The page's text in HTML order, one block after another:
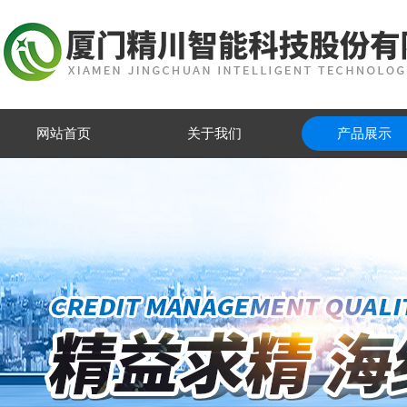
网站首页 关于我们 产品展示